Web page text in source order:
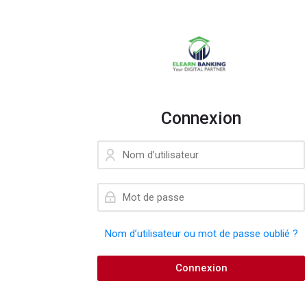
Connexion
Nom d’utilisateur
Mot de passe
Nom d’utilisateur ou mot de passe oublié ?
Connexion